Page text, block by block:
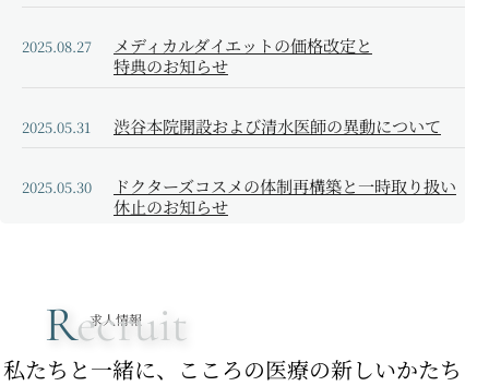
2025.08.27
メディカルダイエットの価格改定と
特典のお知らせ
2025.05.31 渋谷本院開設および清水医師の異動について
2025.05.30
ドクターズコスメの体制再構築と一時取り扱い
休止のお知らせ
2025.01.24 マンジャロ価格改定のお知らせ
求人情報
Recruit
私たちと一緒に、こころの医療の新しいかたち